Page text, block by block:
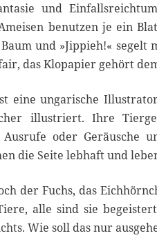
und
benutzen je ein
Baum und »Jippieh!«
das Klopapier gehört
eine ungarische
illustriert. Ihre
Ausrufe oder Geräusche
die Seite lebhaft und
der Fuchs, das
alle sind sie
Wie soll das nur